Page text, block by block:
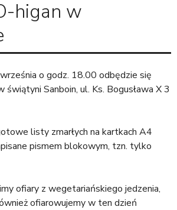
higan w
o godz. 18.00 odbędzie się
świątyni Sanboin, ul. Ks. Bogusława X 3
listy zmarłych na kartkach A4
pismem blokowym, tzn. tylko
ofiary z wegetariańskiego jedzenia,
ofiarowujemy w ten dzień